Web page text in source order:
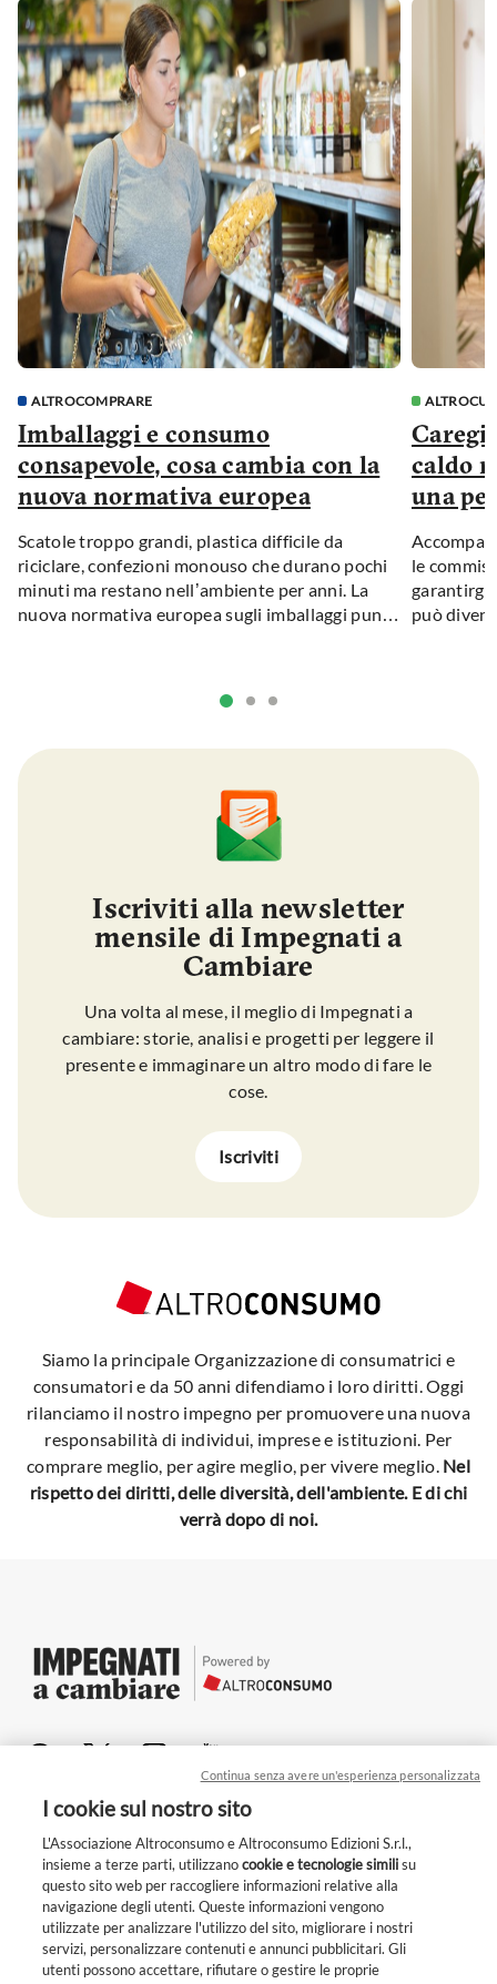
ALTROCOMPRARE
Imballaggi e consumo
consapevole, cosa cambia con la
nuova normativa europea
Scatole troppo grandi, plastica difficile da
riciclare, confezioni monouso che durano pochi
minuti ma restano nell’ambiente per anni. La
nuova normativa europea sugli imballaggi punta
caldo
una
le
può
Iscriviti alla newsletter
mensile di Impegnati a
Cambiare
Una volta al mese, il meglio di Impegnati a
cambiare: storie, analisi e progetti per leggere il
presente e immaginare un altro modo di fare le
cose.
Iscriviti
Unisciti a noi!
Siamo la principale Organizzazione di consumatrici e
consumatori e da 50 anni difendiamo i loro diritti. Oggi
rilanciamo il nostro impegno per promuovere una nuova
responsabilità di individui, imprese e istituzioni. Per
comprare meglio, per agire meglio, per vivere meglio. Nel
rispetto dei diritti, delle diversità, dell'ambiente. E di chi
verrà dopo di noi.
Chi siamo
Per le aziende
Privacy
Cookie
Condizioni generali
Whistleblowing
I cookie sul nostro sito
L'Associazione Altroconsumo e Altroconsumo Edizioni S.r.l.,
insieme a terze parti, utilizzanocookie e tecnologie similisu
questo sito web per raccogliere informazioni relative alla
navigazione degli utenti. Queste informazioni vengono
utilizzate per analizzare l'utilizzo del sito, migliorare i nostri
servizi, personalizzare contenuti e annunci pubblicitari. Gli
utenti possono accettare, rifiutare o gestire le proprie
Continua senza avere un'esperienza personalizzata